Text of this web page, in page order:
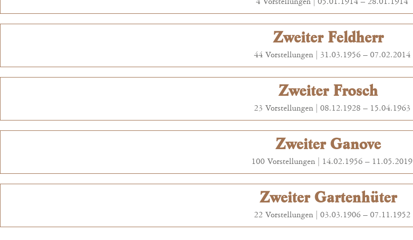
Zweiter Feldherr
44 Vorstellungen | 31.03.1956– 07.02.2014
Zweiter Frosch
23 Vorstellungen | 08.12.1928 – 15.04.1963
Zweiter Ganove
100 Vorstellungen | 14.02.1956 – 11.05.2019
Zweiter Gartenhüter
22 Vorstellungen | 03.03.1906– 07.11.1952